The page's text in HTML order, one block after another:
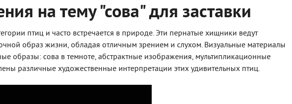
на тему "сова" для заставки
птиц и часто встречается в природе. Эти пернатые хищники ведут
образ жизни, обладая отличным зрением и слухом. Визуальные материалы
образы: сова в темноте, абстрактные изображения, мультипликационные
различные художественные интерпретации этих удивительных птиц.